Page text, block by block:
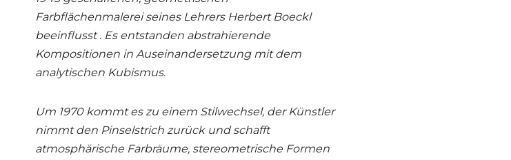
Farbflächenmalerei seines Lehrers Herbert Boeckl
beeinflusst . Es entstanden abstrahierende
Kompositionen in Auseinandersetzung mit dem
analytischen Kubismus.
Um 1970 kommt es zu einem Stilwechsel, der Künstler
nimmt den Pinselstrich zurück und schafft
atmosphärische Farbräume, stereometrische Formen